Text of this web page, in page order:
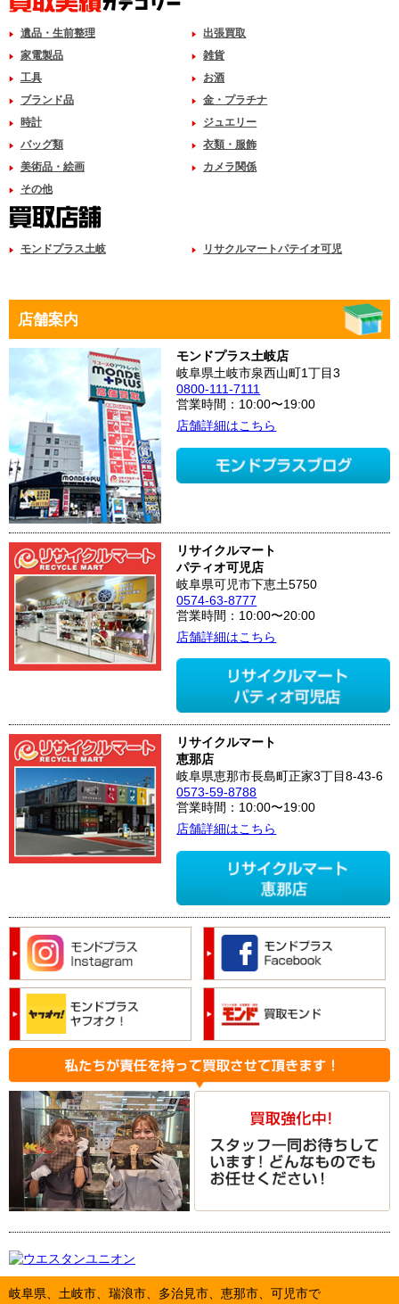
遺品・生前整理
出張買取
家電製品
雑貨
工具
お酒
ブランド品
金・プラチナ
時計
ジュエリー
バッグ類
衣類・服飾
美術品・絵画
カメラ関係
その他
モンドプラス土岐 リサクルマートパテイオ可児
店舗案内
モンドプラス土岐店
岐阜県土岐市泉西山町1丁目3
0800-111-7111
営業時間：10:00〜19:00
店舗詳細はこちら
リサイクルマート
パティオ可児店
岐阜県可児市下恵土5750
0574-63-8777
営業時間：10:00〜20:00
店舗詳細はこちら
リサイクルマート
恵那店
岐阜県恵那市長島町正家3丁目8-43-6
0573-59-8788
営業時間：10:00〜19:00
店舗詳細はこちら
岐阜県、土岐市、瑞浪市、多治見市、恵那市、可児市で